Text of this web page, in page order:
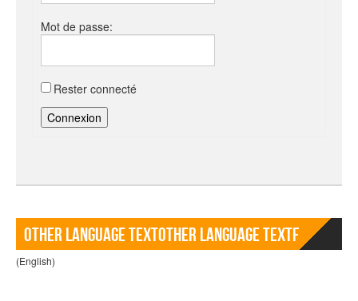
Mot de passe:
Rester connecté
Connexion
Other language TextOther language Textf
(English)